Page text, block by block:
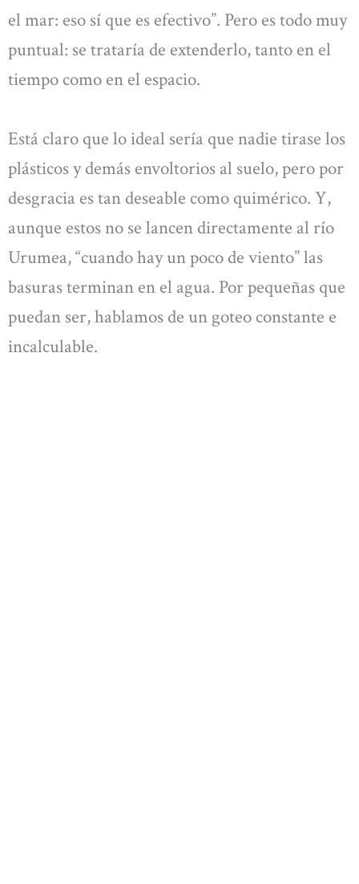
el mar: eso sí que es efectivo”. Pero es todo muy
puntual: se trataría de extenderlo, tanto en el
tiempo como en el espacio.
Está claro que lo ideal sería que nadie tirase los
plásticos y demás envoltorios al suelo, pero por
desgracia es tan deseable como quimérico. Y,
aunque estos no se lancen directamente al río
Urumea, “cuando hay un poco de viento” las
basuras terminan en el agua. Por pequeñas que
puedan ser, hablamos de un goteo constante e
incalculable.